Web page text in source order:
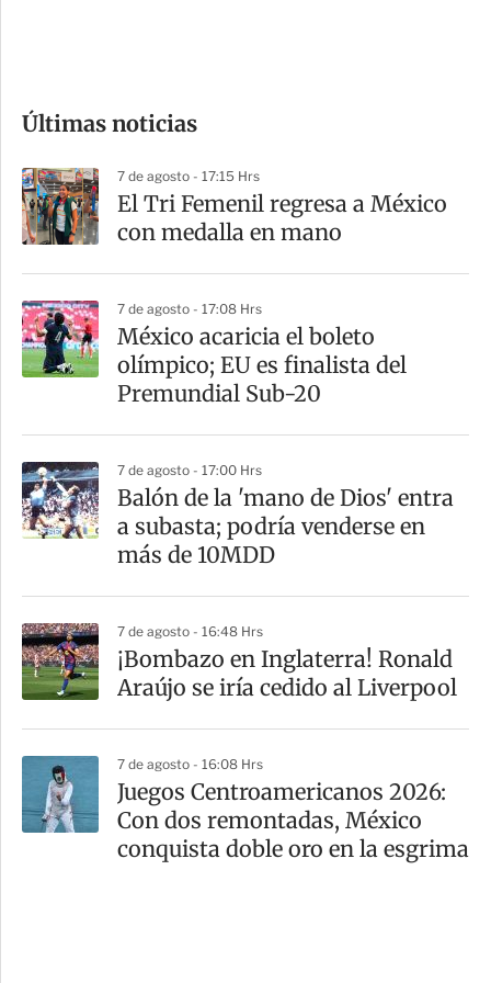
m
a
r
t
r
Últimas noticias
7 de agosto - 17:15 Hrs
El Tri Femenil regresa a México
con medalla en mano
7 de agosto - 17:08 Hrs
México acaricia el boleto
olímpico; EU es finalista del
Premundial Sub-20
7 de agosto - 17:00 Hrs
Balón de la 'mano de Dios' entra
a subasta; podría venderse en
más de 10MDD
7 de agosto - 16:48 Hrs
¡Bombazo en Inglaterra! Ronald
Araújo se iría cedido al Liverpool
7 de agosto - 16:08 Hrs
Juegos Centroamericanos 2026:
Con dos remontadas, México
conquista doble oro en la esgrima